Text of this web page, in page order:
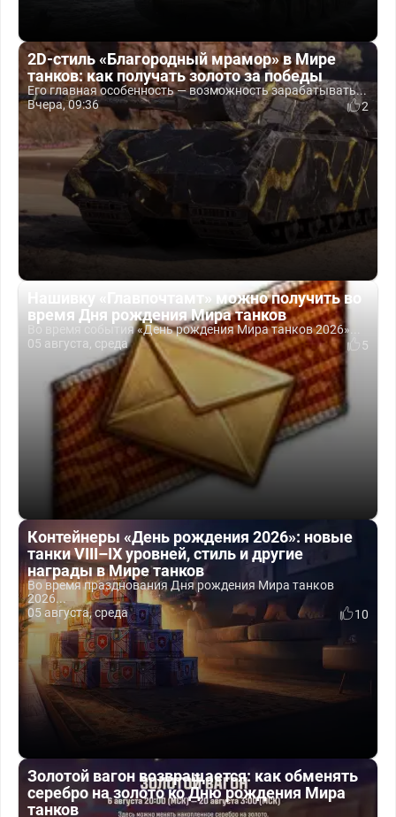
2D-стиль «Благородный мрамор» в Мире
танков: как получать золото за победы
Его главная особенность — возможность зарабатывать...
Вчера, 09:36
2
Нашивку «Главпочтамт» можно получить во
время Дня рождения Мира танков
Во время события «День рождения Мира танков 2026»...
05 августа, среда
5
Контейнеры «День рождения 2026»: новые
танки VIII–IX уровней, стиль и другие
награды в Мире танков
Во время празднования Дня рождения Мира танков
2026...
05 августа, среда
10
Золотой вагон возвращается: как обменять
серебро на золото ко Дню рождения Мира
танков